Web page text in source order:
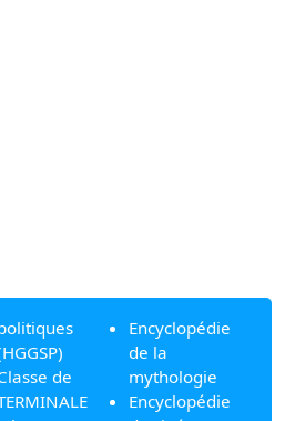
de
Encyclopédie
de la
mythologie
Encyclopédie